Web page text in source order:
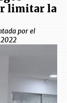
limitar la
por el
2022